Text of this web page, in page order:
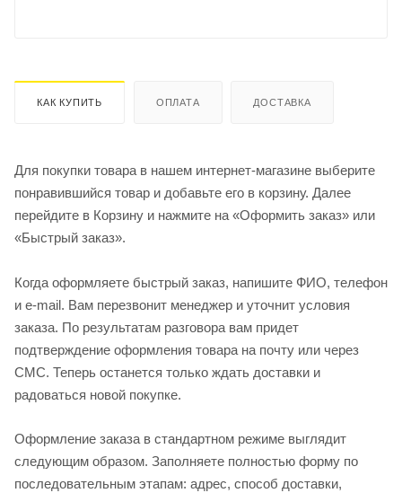
КАК КУПИТЬ ОПЛАТА ДОСТАВКА
Для покупки товара в нашем интернет-магазине выберите
понравившийся товар и добавьте его в корзину. Далее
перейдите в Корзину и нажмите на «Оформить заказ» или
«Быстрый заказ».
Когда оформляете быстрый заказ, напишите ФИО, телефон
и e-mail. Вам перезвонит менеджер и уточнит условия
заказа. По результатам разговора вам придет
подтверждение оформления товара на почту или через
СМС. Теперь останется только ждать доставки и
радоваться новой покупке.
Оформление заказа в стандартном режиме выглядит
следующим образом. Заполняете полностью форму по
последовательным этапам: адрес, способ доставки,